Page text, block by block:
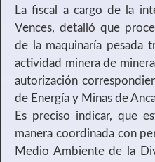
La fiscal a cargo de la
Vences, detalló que
de la maquinaría pesada
actividad minera de
autorización
de Energía y Minas de
Es preciso indicar, que
manera coordinada con
Medio Ambiente de la